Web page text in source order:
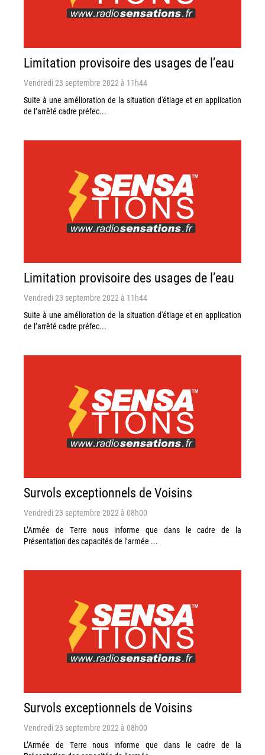
Limitation provisoire des usages de l’eau
Vendredi 23 septembre 2022 à 11h44
Suite à une amélioration de la situation d'étiage et en application
de l’arrêté cadre préfec...
Limitation provisoire des usages de l’eau
Vendredi 23 septembre 2022 à 11h44
Suite à une amélioration de la situation d'étiage et en application
de l’arrêté cadre préfec...
Survols exceptionnels de Voisins
Vendredi 23 septembre 2022 à 08h00
L’Armée de Terre nous informe que dans le cadre de la
Présentation des capacités de l’armée ...
Survols exceptionnels de Voisins
Vendredi 23 septembre 2022 à 08h00
L’Armée de Terre nous informe que dans le cadre de la